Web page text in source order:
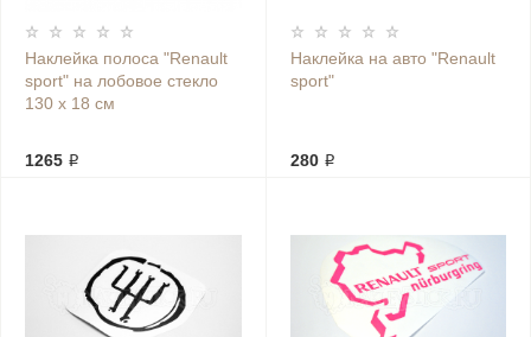
Наклейка полоса "Renault
sport" на лобовое стекло
130 х 18 см
1265 ₽
Наклейка на авто "Renault
sport"
280 ₽